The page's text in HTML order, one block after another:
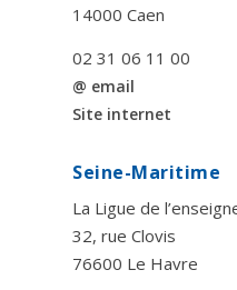
14000 Caen
02 31 06 11 00
@ email
Site internet
Seine-Maritime
La Ligue de
32, rue Clovis
76600 Le Havre